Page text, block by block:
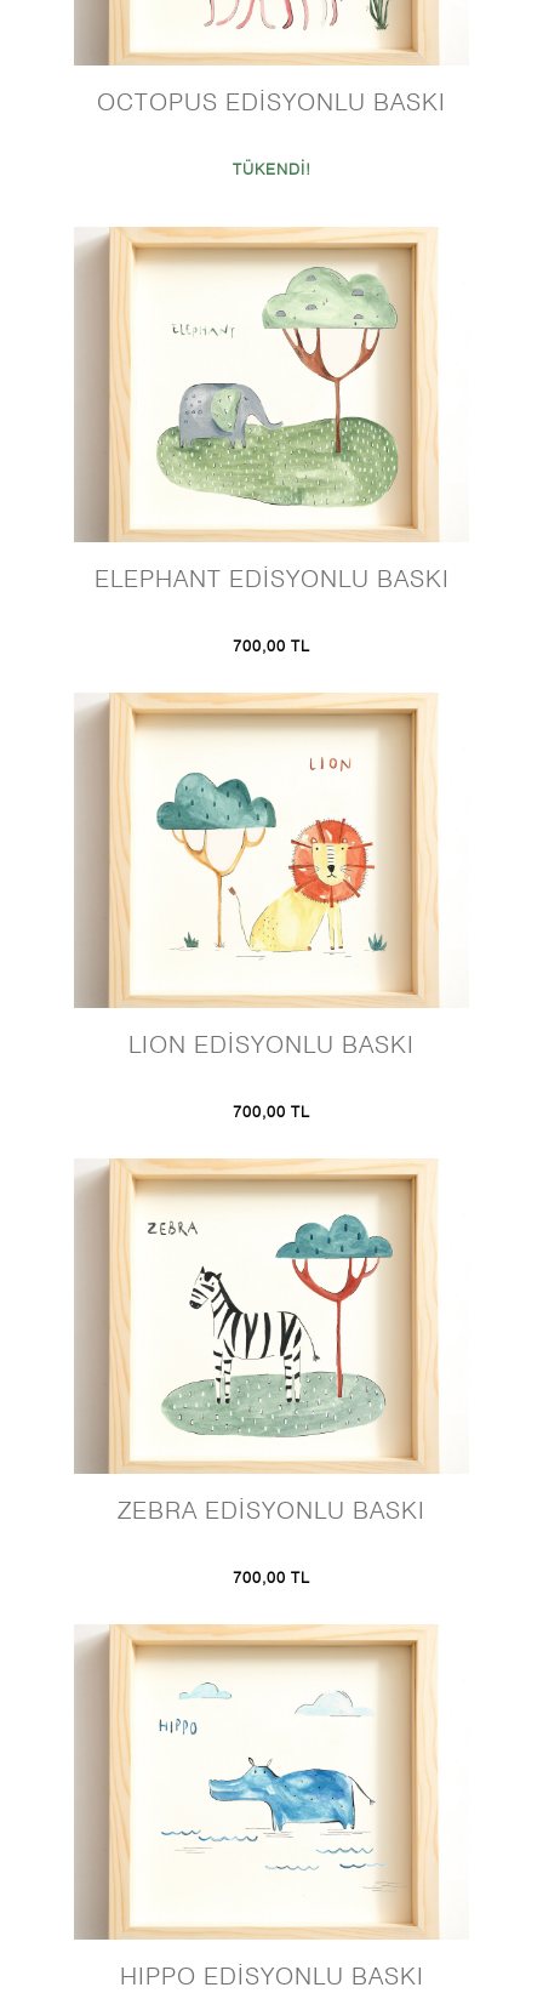
OCTOPUS EDİSYONLU BASKI
TÜKENDİ!
ELEPHANT EDİSYONLU BASKI
700,00 TL
LION EDİSYONLU BASKI
700,00 TL
ZEBRA EDİSYONLU BASKI
700,00 TL
HIPPO EDİSYONLU BASKI